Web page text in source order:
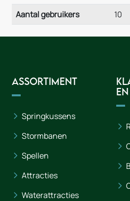
Aantal gebruikers
10
Assortiment
Springkussens
Stormbanen
Spellen
Attracties
Waterattracties